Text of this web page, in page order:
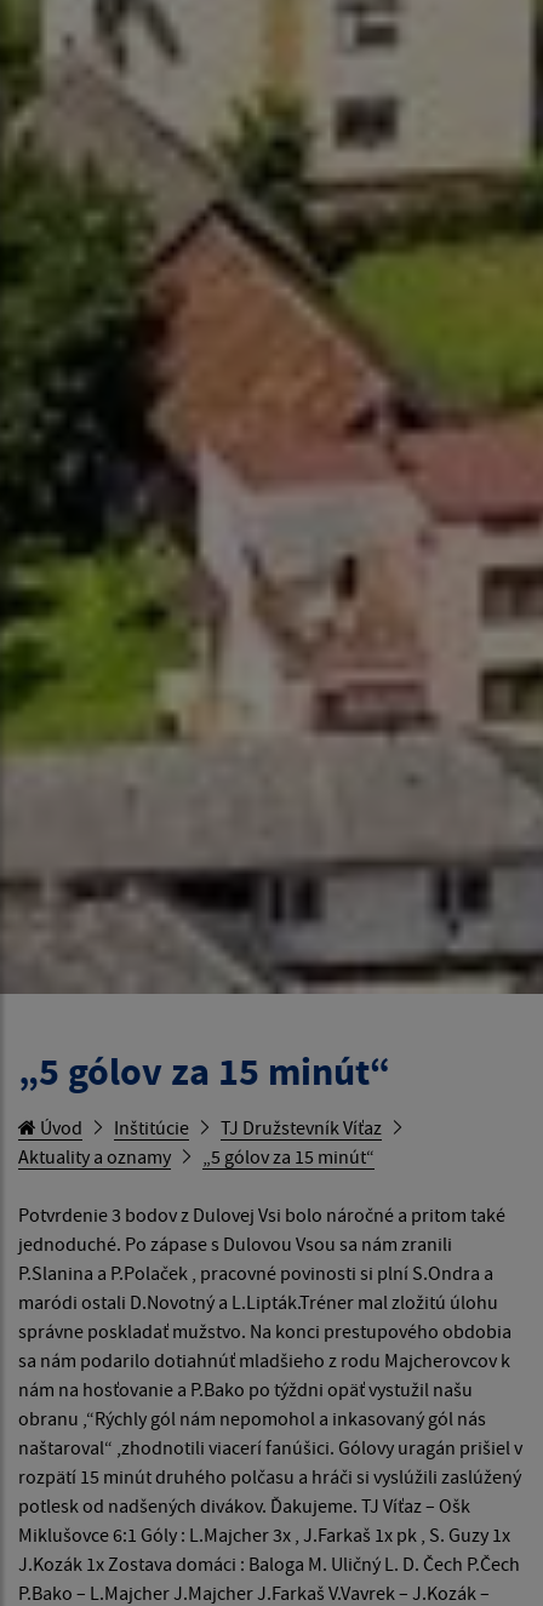
„5 gólov za 15 minút“
Úvod Inštitúcie
TJ Družstevník Víťaz
Aktuality a oznamy
„5 gólov za 15 minút“
Potvrdenie 3 bodov z Dulovej Vsi bolo náročné a pritom také
jednoduché. Po zápase s Dulovou Vsou sa nám zranili
P.Slanina a P.Polaček , pracovné povinosti si plní S.Ondra a
maródi ostali D.Novotný a L.Lipták.Tréner mal zložitú úlohu
správne poskladať mužstvo. Na konci prestupového obdobia
sa nám podarilo dotiahnúť mladšieho z rodu Majcherovcov k
nám na hosťovanie a P.Bako po týždni opäť vystužil našu
obranu ,“Rýchly gól nám nepomohol a inkasovaný gól nás
naštaroval“ ,zhodnotili viacerí fanúšici. Gólovy uragán prišiel v
rozpätí 15 minút druhého polčasu a hráči si vyslúžili zaslúžený
potlesk od nadšených divákov. Ďakujeme. TJ Víťaz – Ošk
Miklušovce 6:1 Góly : L.Majcher 3x , J.Farkaš 1x pk , S. Guzy 1x
J.Kozák 1x Zostava domáci : Baloga M. Uličný L. D. Čech P.Čech
P.Bako – L.Majcher J.Majcher J.Farkaš V.Vavrek – J.Kozák –